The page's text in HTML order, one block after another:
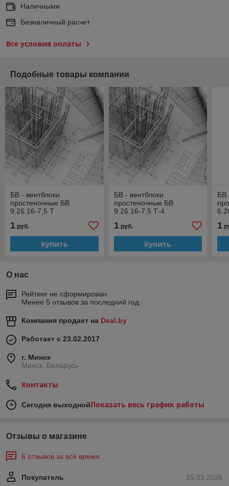
Наличными
Безналичный расчет
Все условия оплаты
Подобные товары компании
БВ - вентблоки
простеночные БВ
9.26.16-7,5 Т
1 руб.
Купить
БВ - вентблоки
простеночные БВ
9.26.16-7,5 Т-4
1руб.
Купить
БВ
1
О нас
Рейтинг не сформирован
Менее 5 отзывов за последний год
Компания продает на Deal.by
Работает с 23.02.2017
г. Минск
Минск, Беларусь
Контакты
Сегодня выходнойПоказать весь график работы
Отзывы о магазине
6 отзывов за всё время
25.03.2026
Покупатель